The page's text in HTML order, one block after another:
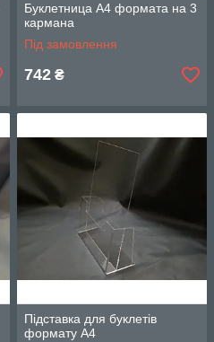
Буклетница А4 формата на 3
кармана
Під замовлення
742 ₴
Підставка для буклетів
формату А4